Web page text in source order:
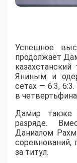
Успешное
продолжает
Яниным и
сетах — 6:3,
в
Дамир также
разряде.
Даниалом
соревнований,
за титул.